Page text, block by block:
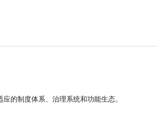
的制度体系、治理系统和功能生态。